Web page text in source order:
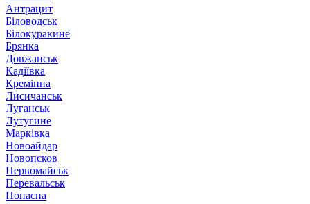
Антрацит
Біловодськ
Білокуракине
Брянка
Довжанськ
Кадіївка
Кремінна
Лисичанськ
Луганськ
Лутугине
Марківка
Новоайдар
Новопсков
Первомайськ
Перевальськ
Попасна